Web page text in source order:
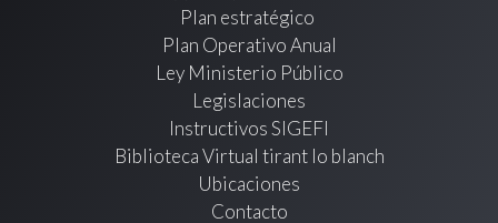
Plan estratégico
Plan Operativo Anual
Ley Ministerio Público
Legislaciones
Instructivos SIGEFI
Biblioteca Virtual tirant lo blanch
Ubicaciones
Contacto